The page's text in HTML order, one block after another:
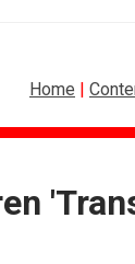
Home |